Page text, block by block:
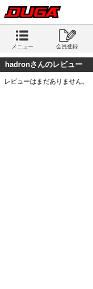
メニュー 会員登録
hadronさんのレビュー
レビューはまだありません。